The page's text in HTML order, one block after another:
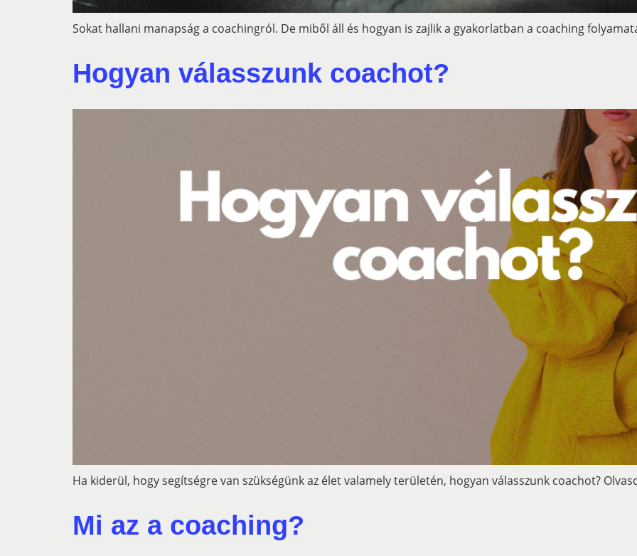
Sokat hallani manapság a coachingról. De miből áll és hogyan is zajlik a gyakorlatban a coaching
Hogyan válasszunk coachot?
Ha kiderül, hogy segítségre van szükségünk az élet valamely területén, hogyan válasszunk coachot?
Mi az a coaching?